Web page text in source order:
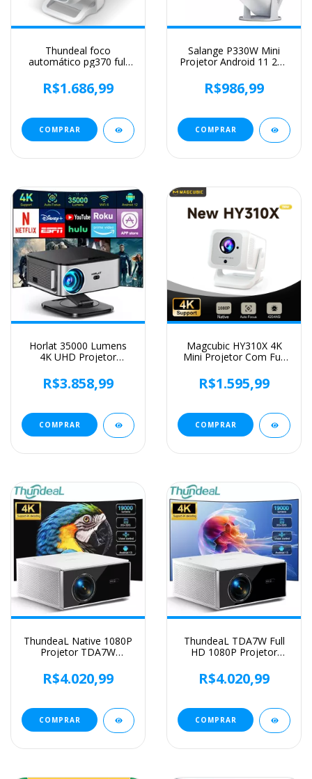
Thundeal foco
automático pg370 full
filme wifi android
projetor smart tv home
vídeo portátil
R$1.686,99
COMPRAR
Salange P330W Mini
Projetor Android 11 280
BT5.0 Projetor portátil
de cinema em casa
Theater
R$986,99
COMPRAR
Horlat 35000 Lumens
4K UHD Projetor
64G Native1080P Full
HD Projetor de filmes
Netflix
R$3.858,99
COMPRAR
Magcubic HY310X 4K
Mini Projetor Com Full
Android 11 Auto Focus
Keystone para Projetor
Ao Ar Livre
R$1.595,99
COMPRAR
ThundeaL Native 1080P
Projetor TDA7W
Projetor TDA7 3D
Smart Home Theater
Estoque em FR
R$4.020,99
COMPRAR
ThundeaL TDA7W Full
HD 1080P Projetor
32G Projetor 4k Vídeo
TDA7 Controle de Voz
Theater de casa
Beamer projetor 4k
portátil projetor
R$4.020,99
COMPRAR